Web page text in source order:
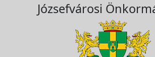
Józsefvárosi